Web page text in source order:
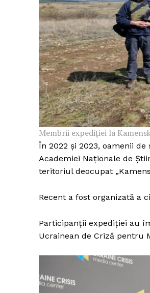
Membrii expediției la
În 2022 și 2023, oamenii
Academiei Naționale de
teritoriul deocupat
Recent a fost organizată a
Participanții expediției au
Ucrainean de Criză pentru